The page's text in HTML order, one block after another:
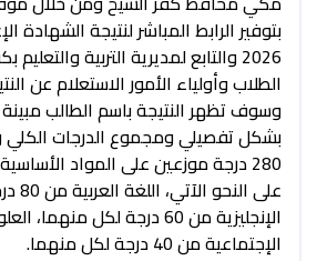
بتوفير الرابط المباشر لنتيجة الشهادة
2026 والتابع لمديرية التربية
الطلاب وأولياء الأمور الاستعلام عن
وسوف تظهر النتيجة باسم الطالب
بشكل تفصيلي ومجموع الدرجات
280 درجة موزعين على المواد
على
الإنجليزية من 60 درجة لكل
الإجتماعية من 40 درجة لكل منهما.